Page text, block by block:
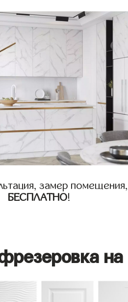
замер
БЕСПЛАТНО!